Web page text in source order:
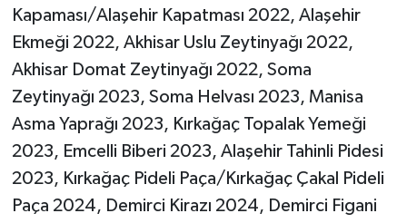
Kapaması/Alaşehir Kapatması 2022, Alaşehir
Ekmeği 2022, Akhisar Uslu Zeytinyağı 2022,
Akhisar Domat Zeytinyağı 2022, Soma
Zeytinyağı 2023, Soma Helvası 2023, Manisa
Asma Yaprağı 2023, Kırkağaç Topalak Yemeği
2023, Emcelli Biberi 2023, Alaşehir Tahinli Pidesi
2023, Kırkağaç Pideli Paça/Kırkağaç Çakal Pideli
Paça 2024, Demirci Kirazı 2024, Demirci Figani